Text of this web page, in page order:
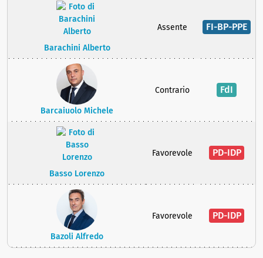
Barachini Alberto
Assente FI-BP-PPE
Barcaiuolo Michele
Contrario FdI
Basso Lorenzo
Favorevole PD-IDP
Bazoli Alfredo
Favorevole PD-IDP